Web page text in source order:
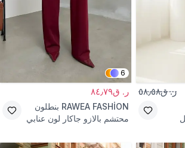
ر. ق٥٨٫٥٨
6
ر. ق٨٤٫٧٩
RAWEA FASHİON بنطلون
محتشم بالازو جاكار لون عنابي